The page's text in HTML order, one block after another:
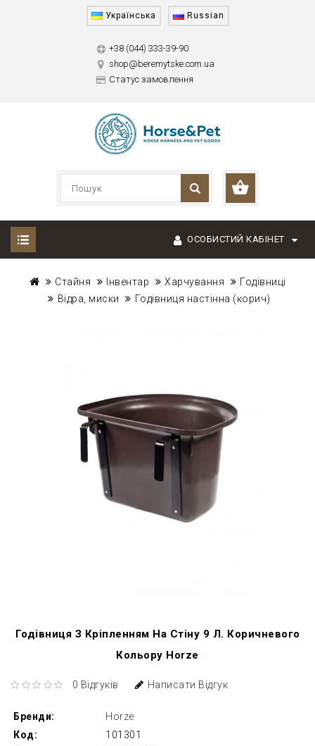
Українська Russian
+38 (044) 333-39-90
shop@beremytske.com.ua
Статус замовлення
ОСОБИСТИЙ КАБІНЕТ
Стайня Інвентар Харчування
Годівниці
Відра, миски
Годівниця настінна (корич)
Годівниця З Кріпленням На Стіну 9 Л. Коричневого
Кольору Horze
0 Відгуків Написати Відгук
Бренди:
Horze
Код:
101301